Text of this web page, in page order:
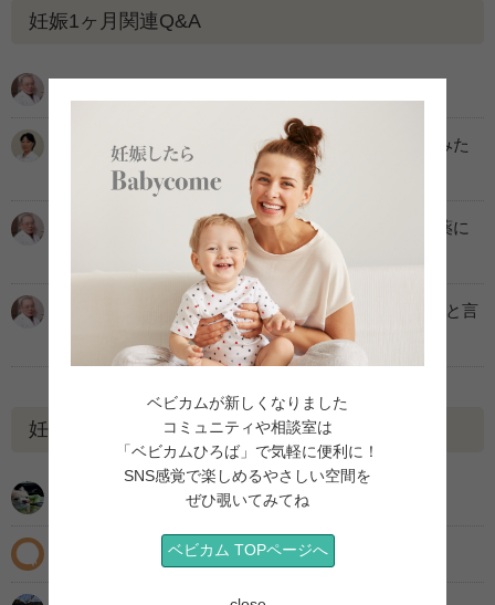
妊娠1ヶ月関連Q&A
病院からの指示はないけど、バースプランを書いてみた
パニック障害をわずらいながら妊娠。妊娠中に飲む薬に
妊娠8週。心拍は確認できたけれど、卵黄嚢が大きいと言
われ心配です。
妊娠1ヶ月関連コミュニティ
双子プレママ友達募集
2人目妊娠中の悪阻が辛いです。
ベビカムが新しくなりました
コミュニティや相談室は
「ベビカムひろば」で気軽に便利に！
SNS感覚で楽しめるやさしい空間を
ぜひ覗いてみてね
ベビカム TOPページへ